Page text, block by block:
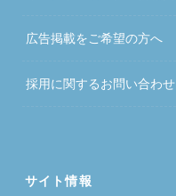
広告掲載をご希望の方へ
採用に関するお問い合わせ
サイト情報